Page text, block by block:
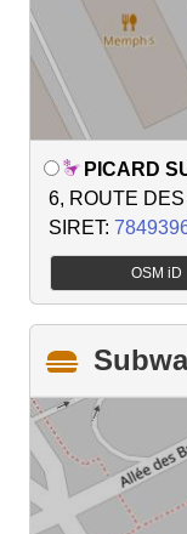
PICARD
6, ROUTE
SIRET:
OSM iD